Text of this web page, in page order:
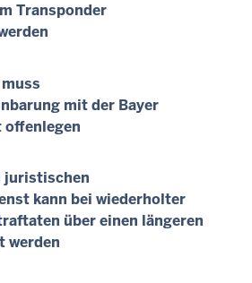
Transponder
mit der Bayer
offenlegen
juristischen
kann bei wiederholter
über einen längeren
werden